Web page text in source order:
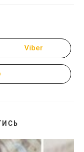
ВМІСТОМ
Відкрити
в
новому
Viber